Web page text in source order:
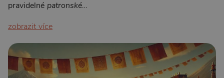
pravidelné patronské…
zobrazit více